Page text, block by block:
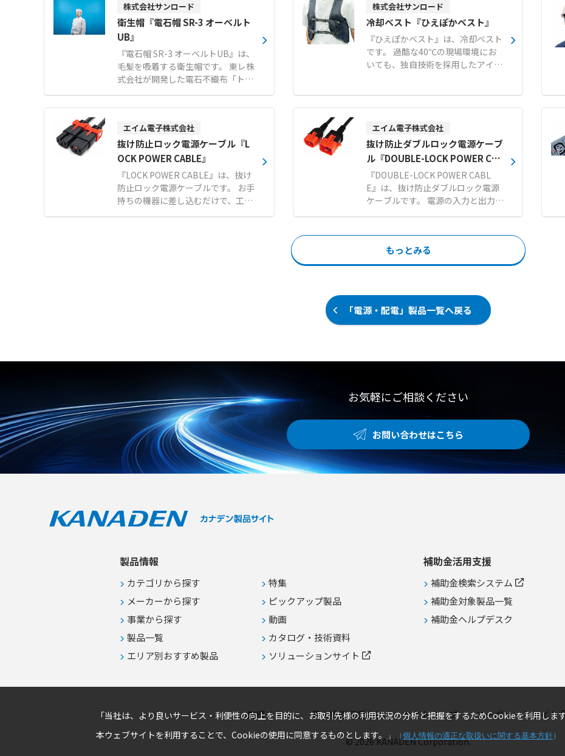
み立てが可能です。 工場のレイアウ
ト変更が発生した場合でも、簡単に
解体や移設を行うことができます。
設置場所や人数に応じて、1〜2人
用、3〜4人用、6〜7人用の3つのサ
イズから選択可能です（※スポット
クーラーはオプション）。 【特徴】
●断熱パネルを使用した高い機能性
●お客様自身での組み立てに対応 ●
工場のレイアウト変更時にも簡単な
解体と移設が可能 【用途・事例】
●工場内における休憩時間の避暑エ
リア ●熱中症が疑われる作業者の一
時的な救護スペース
一般的な網戸ではすり抜けてしまう
小さな虫も確実にシャットアウトし
ます。 窓の開閉に便利なスライドフ
ァスナー付きで、日常の使い勝手に
も配慮された設計です。 メーカー国
内工場にて10mm単位で1枚からオ
でそれぞれの窓枠に合わせたサイズ
を提供します。 【特徴】 ●80メッ
シュの極細網目による微小な虫やホ
コリの確実な侵入防止 ●マジックテ
ープによる簡単な取り付けと窓開閉
用ファスナーの搭載 ●メーカー国内
工場での10mm単位のオーダーメイ
ド製作と短納期対応 【用途・事例】
●網戸の設置が困難な場所やコスト
まされる現場での防虫対策 ●食品工
場等における手軽で確実なフードデ
ィフェンスの構築
株式会社サンロード
衛生帽『電石帽 SR-3 オーベルト
UB』
『電石帽 SR-3 オーベルトUB』は、
毛髪を吸着する衛生帽です。 東レ株
式会社が開発した電石不織布「トレ
ミクロン」を使用しており、強い電
界による高い吸着力で毛髪やフケ、
下や混入リスクを大幅に減少させま
す。 顔周りを覆うオーベルトには綿
素材を採用しているため、肌にやさ
しく吸汗性にも優れ、快適なかぶり
心地を実現しています。 独自のオー
ベルト構造が顔周りの毛髪のはみ出
しを確実に防ぎ、目元や顔周りがズ
レにくく、どなたでも確実に着用可
器製造など高い清浄度が求められる
環境での衛生管理 ●量販店の店頭や
バックヤードなどにおける異物混入
リスクの低減 ●作業環境や用途に応
じたカスタマイズおよびオーダーメ
イドでの運用
株式会社サンロード
冷却ベスト『ひえぽかベスト』
『ひえぽかベスト』は、冷却ベスト
です。 過酷な40℃の現場環境にお
いても、独自技術を採用したアイス
す設計により、無駄なく効率的に体
温を下げることが可能です。 L字型
のマジックテープ構造により、脇下
のアイスパックポケット位置を身体
の形状に合わせてミリ単位で自由に
調整でき、最も効く場所をピンポイ
ントで冷却できます。 重量1.8kgで
ありながら、優れた縫製技術により
い着心地を実現しています。 電源不
要で空調服との併用が可能なほか、
冬場は使い捨てカイロを入れて防寒
シーンに合わせて活躍します。 【特
徴】 ●40℃の環境下でも最大5時間
の保冷力を維持する独自のアイスパ
業などの炎天下における熱中症およ
内作業や粉塵・火気を扱う工場での
熱中症対策 ●電源を使用できない環
境下での空調服との併用や冬場の防
寒対策
エイム電子株式会社
抜け防止ロック電源ケーブル『L
OCK POWER CABLE』
『LOCK POWER CABLE』は、抜け
防止ロック電源ケーブルです。 お手
持ちの機器に差し込むだけで、工具
や加工の手間なく簡単に取り付けが
にソケット側の内部構造のみで確実
に固定する独自ロック仕様 ●隣接コ
ネクタとの干渉を軽減するスリム設
計および系統識別に最適なカラーモ
放送局、データセンターにおける重
要機器の電源誤脱事故防止 ●ロック
電源コンセントバー（PDU）との組
視覚的な識別管理
エイム電子株式会社
抜け防止ダブルロック電源ケーブ
ル『DOUBLE-LOCK POWER CAB
LE』
『DOUBLE-LOCK POWER CABL
E』は、抜け防止ダブルロック電源
ケーブルです。 電源の入力と出力の
両側をワンタッチでロックします。
器に差し込むだけで確実に固定でき
ます。 プラグ側はサイドとセンター
のラッチがPDU内部の溝にロックす
状に対応しています。 PSEやRoHS1
0に適合し、サーバーやネットワー
ク機器の安定稼働に貢献します。
時にロックする構造 ●ニーズの高い
C13やC15、C19などの多様なソケ
ット形状のラインアップ 【用途・事
例】 ●PDUやUPSなどの電源出力機
器とサーバー間の誤脱防止対策 ●振
動や接触による意図しないケーブル
の抜けが発生しやすい環境での電源
もっとみる
「電源・配電」製品一覧へ戻る
お気軽にご相談ください
お問い合わせはこちら
製品情報
カテゴリから探す
メーカーから探す
事業から探す
製品一覧
エリア別おすすめ製品
特集
ピックアップ製品
動画
カタログ・技術資料
ソリューションサイト
補助金活用支援
補助金検索システム
補助金対象製品一覧
補助金ヘルプデスク
商標リスト 個人情報保護方針 サイトマップ コーポレートサイト
© 2026 KANADEN Corporation.
「当社は、より良いサービス・利便性の向上を目的に、お取引先様の利用状況の分析と把握をするためCookieを利用します
本ウェブサイトを利用することで、Cookieの使用に同意するものとします。
」 （個人情報の適正な取扱いに関する基本方針）